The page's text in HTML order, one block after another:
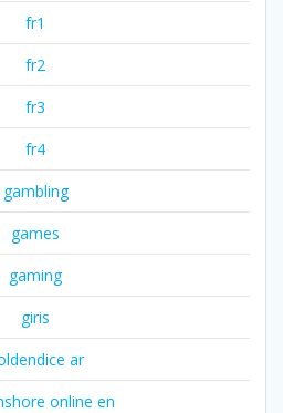
fr1
fr2
fr3
fr4
gambling
games
gaming
giris
ar
online en